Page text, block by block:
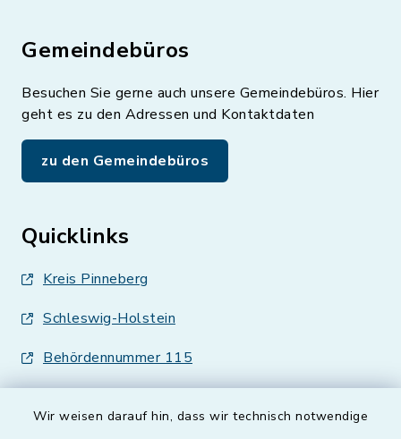
Wir weisen darauf hin, dass wir technisch notwendige
Gemeindebüros
Besuchen Sie gerne auch unsere Gemeindebüros. Hier
geht es zu den Adressen und Kontaktdaten
zu den Gemeindebüros
Quicklinks
Kreis Pinneberg
Schleswig-Holstein
Behördennummer 115